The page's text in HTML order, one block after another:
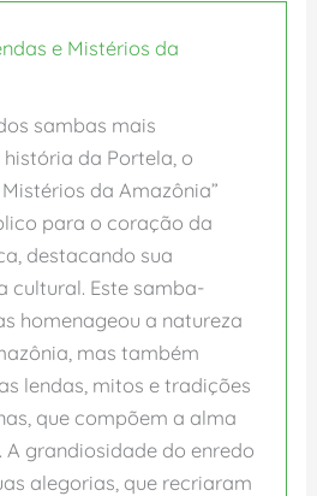
e Mistérios da
sambas mais
da Portela, o
da Amazônia”
para o coração da
destacando sua
cultural. Este samba-
homenageou a natureza
mas também
lendas, mitos e tradições
que compõem a alma
grandiosidade do enredo
alegorias, que recriaram